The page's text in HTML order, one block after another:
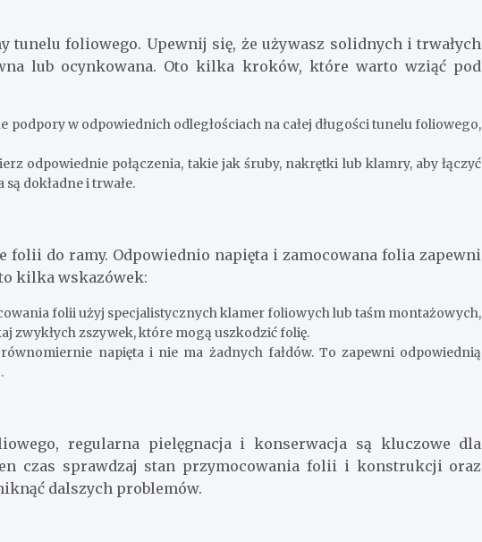
tunelu foliowego. Upewnij się, że używasz solidnych i trwałych
lub ocynkowana. Oto kilka kroków, które warto wziąć pod
podpory w odpowiednich odległościach na całej długości tunelu foliowego,
odpowiednie połączenia, takie jak śruby, nakrętki lub klamry, aby łączyć
dokładne i trwałe.
folii do ramy. Odpowiednio napięta i zamocowana folia zapewni
kilka wskazówek:
folii użyj specjalistycznych klamer foliowych lub taśm montażowych,
zwykłych zszywek, które mogą uszkodzić folię.
napięta i nie ma żadnych fałdów. To zapewni odpowiednią
regularna pielęgnacja i konserwacja są kluczowe dla
czas sprawdzaj stan przymocowania folii i konstrukcji oraz
dalszych problemów.